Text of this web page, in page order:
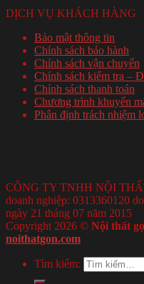
DỊCH VỤ KHÁCH HÀNG
Bảo mật thông tin
Chính sách bảo hành
Chính sách vận chuyển
Chính sách kiểm tra –
Chính sách thanh toán
Chương trình khuyến
Phân định trách nhiệm
CÔNG TY TNHH NỘI
doanh nghiệp: 0313360120
ngày 21 tháng 07 năm 2015
Copyright 2026 © Nội thất
noithatgon.com
Tìm kiếm: